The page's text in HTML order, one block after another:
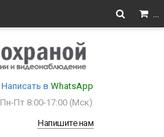
Написать в WhatsApp
Пн-Пт 8:00-17:00 (Мcк)
Напишите нам